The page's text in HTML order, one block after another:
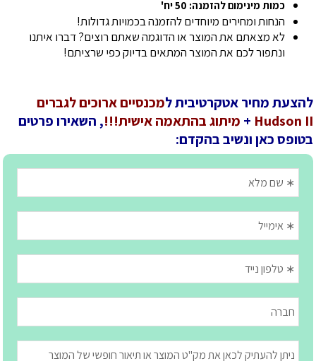
כמות מינימום להזמנה: 50 יח'
הנחות ומחירים מיוחדים להזמנה בכמויות גדולות!
לא מצאתם את המוצר או הדוגמה שאתם רוצים? דברו איתנו
ונתפור לכם את המוצר המתאים בדיוק כפי שרציתם!
להצעת מחיר אטקרטיבית למכנסיים ארוכים לגברים
Hudson II
+ מיתוג בהתאמה אישית!!!, השאירו פרטים
בטופס כאן ונשיב בהקדם: